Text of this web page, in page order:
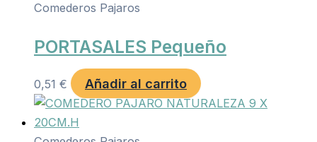
Comederos Pajaros
PORTASALES Pequeño
0,51 € Añadir al carrito